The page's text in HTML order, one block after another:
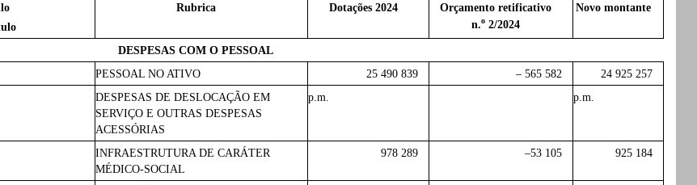
Rubrica Dotações 2024
Orçamento retificativo
n.o 2/2024
Novo montante
DESPESAS COM O PESSOAL
PESSOAL NO ATIVO 25 490 839 – 565 582
24 925 257
DESPESAS DE DESLOCAÇÃO EM
SERVIÇO E OUTRAS DESPESAS
ACESSÓRIAS
p.m. p.m.
INFRAESTRUTURA DE CARÁTER
MÉDICO-SOCIAL
978 289 –53 105 925 184